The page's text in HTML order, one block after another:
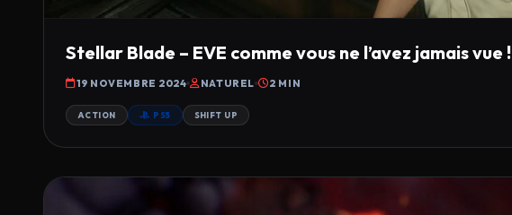
Stellar Blade – EVE comme vous ne l’avez jamais vue !
19 NOVEMBRE 2024 NATUREL 2 MIN
ACTION PS5 SHIFT UP